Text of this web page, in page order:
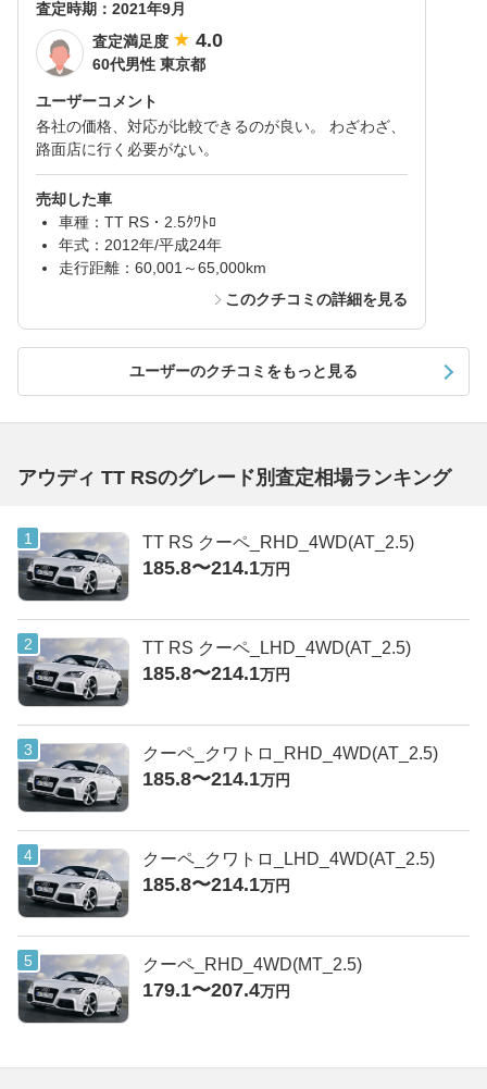
査定時期： 2021年9月
査定満足度
4.0
60代男性 東京都
ユーザーコメント
各社の価格、対応が比較できるのが良い。 わざわざ、
路面店に行く必要がない。
売却した車
車種：TT RS・2.5ｸﾜﾄﾛ
年式：2012年/平成24年
走行距離：60,001～65,000km
このクチコミの詳細を見る
ユーザーのクチコミをもっと見る
アウディ TT RSのグレード別査定相場ランキング
TT RS クーペ_RHD_4WD(AT_2.5)
185.8〜214.1万円
TT RS クーペ_LHD_4WD(AT_2.5)
185.8〜214.1万円
クーペ_クワトロ_RHD_4WD(AT_2.5)
185.8〜214.1万円
クーペ_クワトロ_LHD_4WD(AT_2.5)
185.8〜214.1万円
クーペ_RHD_4WD(MT_2.5)
179.1〜207.4万円